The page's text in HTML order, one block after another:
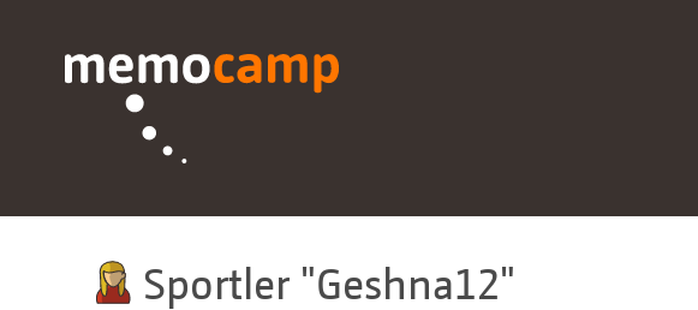
Sportler Geshna12